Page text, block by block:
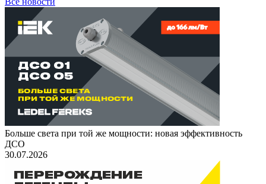
Больше света при той же мощности: новая эффективность
ДСО
30.07.2026